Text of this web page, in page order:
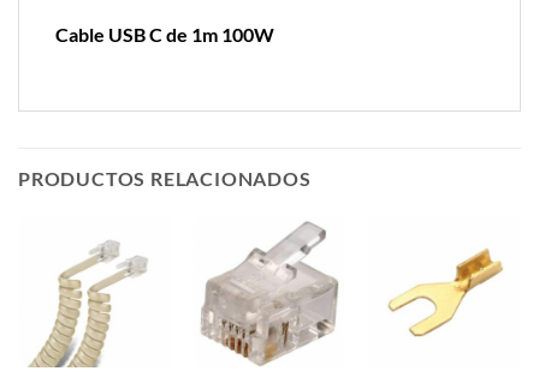
Cable USB C de 1m 100W
PRODUCTOS RELACIONADOS